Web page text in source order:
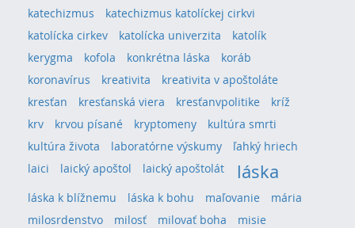
katechizmus
katechizmus katolíckej cirkvi
katolícka cirkev
katolícka univerzita
katolík
kerygma
kofola konkrétna láska
koráb
koronavírus
kreativita
kreativita v apoštoláte
kresťan
kresťanská viera kresťanvpolitike
kríž
krv
krvou písané kryptomeny
kultúra smrti
kultúra života
laboratórne výskumy
ľahký hriech
laici
laický apoštol laický apoštolát láska
láska k blížnemu láska k bohu maľovanie
mária
milosrdenstvo
milosť milovať boha
misie